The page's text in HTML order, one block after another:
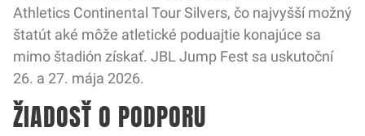
Athletics Continental Tour Silvers, čo najvyšší možný
štatút aké môže atletické poduajtie konajúce sa
mimo štadión získať. JBL Jump Fest sa uskutoční
26. a 27. mája 2026.
ŽIADOSŤ O PODPORU